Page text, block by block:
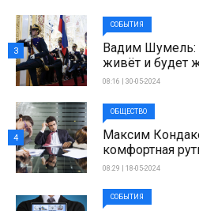
СОБЫТИЯ
Вадим Шумель:
живёт и будет
08:16 | 30-05-2024
3
ОБЩЕСТВО
Максим
комфортная
08:29 | 18-05-2024
4
СОБЫТИЯ